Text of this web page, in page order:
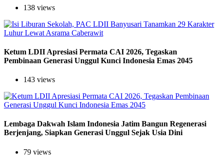
138 views
Ketum LDII Apresiasi Permata CAI 2026, Tegaskan
Pembinaan Generasi Unggul Kunci Indonesia Emas 2045
143 views
Lembaga Dakwah Islam Indonesia Jatim Bangun Regenerasi
Berjenjang, Siapkan Generasi Unggul Sejak Usia Dini
79 views